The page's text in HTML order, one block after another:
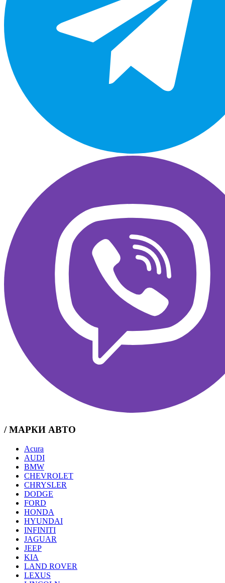
/ МАРКИ АВТО
Acura
AUDI
BMW
CHEVROLET
CHRYSLER
DODGE
FORD
HONDA
HYUNDAI
INFINITI
JAGUAR
JEEP
KIA
LAND ROVER
LEXUS